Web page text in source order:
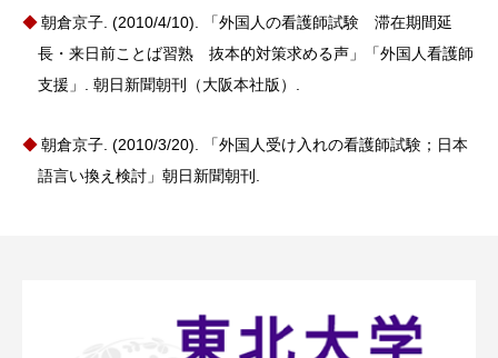
朝倉京子. (2010/4/10). 「外国人の看護師試験 滞在期間延
長・来日前ことば習熟 抜本的対策求める声」「外国人看護師
支援」. 朝日新聞朝刊（大阪本社版）.
朝倉京子. (2010/3/20). 「外国人受け入れの看護師試験；日本
語言い換え検討」朝日新聞朝刊.